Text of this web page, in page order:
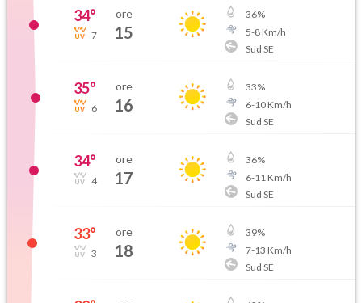
34°
7
ore
15
36%
5-8Km/h
Sud SE
35°
6
ore
16
33%
6-10Km/h
Sud SE
34°
4
ore
17
36%
6-11 Km/h
Sud SE
33°
3
ore
18
39%
7-13 Km/h
Sud SE